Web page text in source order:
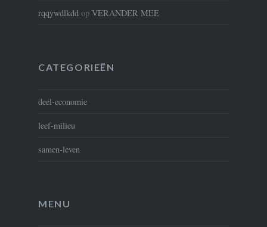
rqqywdlkddop VERANDER MEE
CATEGORIEËN
deel-economie
leef-milieu
samen-leven
MENU